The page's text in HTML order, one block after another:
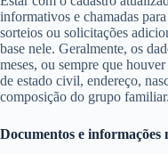
informativos e chamadas
sorteios ou solicitações
base nele. Geralmente, os
meses, ou sempre que
de estado civil, endereço,
composição do grupo familiar.
Documentos e informações